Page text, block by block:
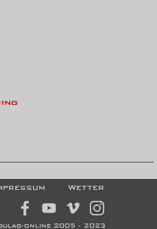
Wetter
online 2005 - 2023